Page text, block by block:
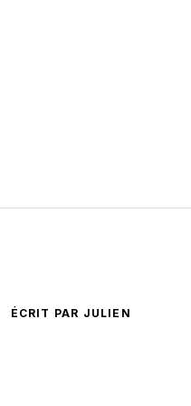
ÉCRIT PAR JULIEN